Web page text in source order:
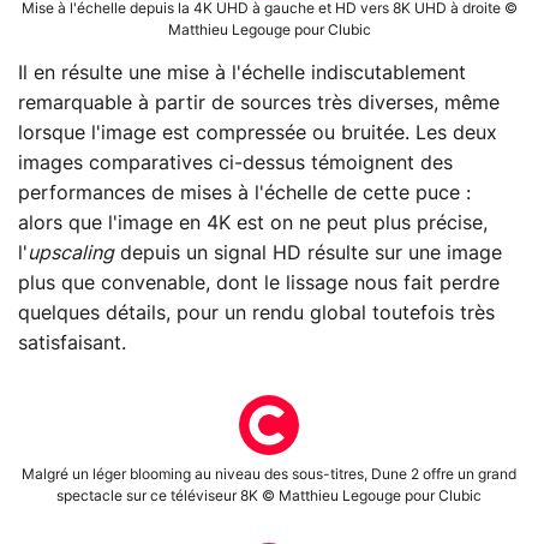
Mise à l'échelle depuis la 4K UHD à gauche et HD vers 8K UHD à droite ©
Matthieu Legouge pour Clubic
Il en résulte une mise à l'échelle indiscutablement
remarquable à partir de sources très diverses, même
lorsque l'image est compressée ou bruitée. Les deux
images comparatives ci-dessus témoignent des
performances de mises à l'échelle de cette puce :
alors que l'image en 4K est on ne peut plus précise,
l'upscalingdepuis un signal HD résulte sur une image
plus que convenable, dont le lissage nous fait perdre
quelques détails, pour un rendu global toutefois très
satisfaisant.
Malgré un léger blooming au niveau des sous-titres, Dune 2 offre un grand
spectacle sur ce téléviseur 8K © Matthieu Legouge pour Clubic